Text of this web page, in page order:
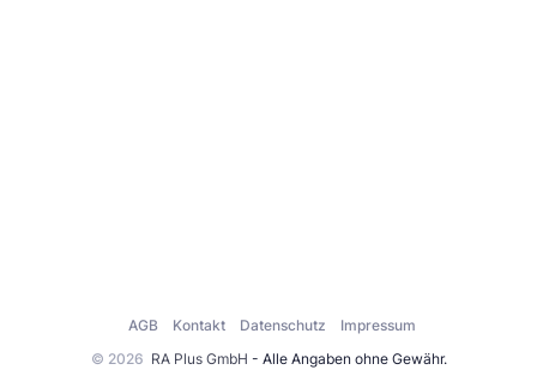
© 2026 RA Plus GmbH - Alle Angaben ohne Gewähr.
AGB Kontakt Datenschutz Impressum